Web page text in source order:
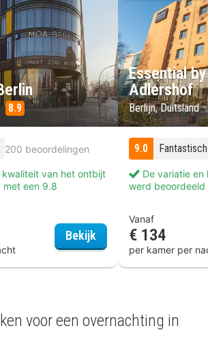
8.9
200 beoordelingen
kwaliteit van het ontbijt
een 9.8
Bekijk Hotel Moa Berlin
Essential
Adlershof
Berlijn, Duitsland
9.0 Fantastisch
De variatie
werd
Vanaf
€ 134
per kamer per
voor een overnachting in